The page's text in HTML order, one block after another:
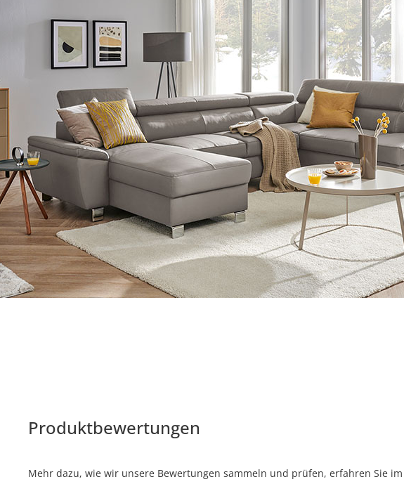
Produktbewertungen
Mehr dazu, wie wir unsere Bewertungen sammeln und prüfen, erfahren Sie